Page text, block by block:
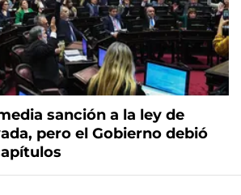
sanción a la ley de
pero el Gobierno debió